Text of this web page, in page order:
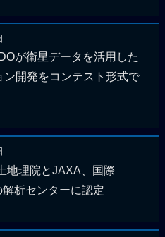
が衛星データを活用した
ン開発をコンテスト形式で
地理院とJAXA、国際
析センターに認定